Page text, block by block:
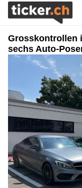
Grosskontrollen
sechs Auto-